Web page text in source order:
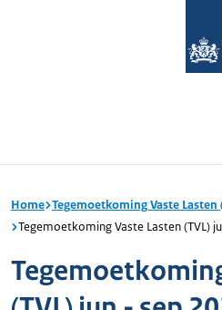
Home Tegemoetkoming Vaste Lasten
Tegemoetkoming Vaste Lasten (TVL)